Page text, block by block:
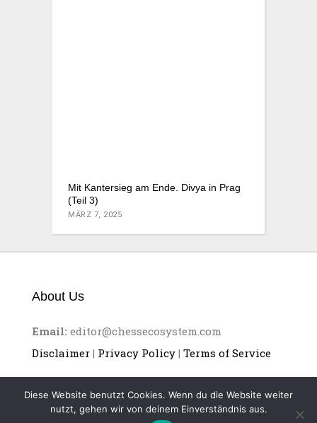
Mit Kantersieg am Ende. Divya in Prag
(Teil 3)
MÄRZ 7, 2025
About Us
Email: editor@chessecosystem.com
Disclaimer | Privacy Policy | Terms of Service
Diese Website benutzt Cookies. Wenn du die Website weiter
nutzt, gehen wir von deinem Einverständnis aus.